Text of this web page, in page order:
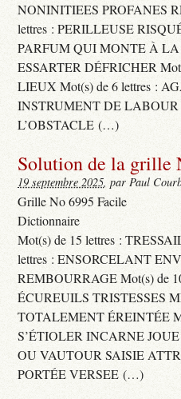
NONINITIEES PROFANES
lettres : PERILLEUSE
PARFUM QUI MONTE À
ESSARTER DÉFRICHER
LIEUX Mot(s) de 6 lettres :
INSTRUMENT DE
L’OBSTACLE (…)
Solution de la grille
19 septembre 2025, par Paul
Grille No 6995 Facile
Dictionnaire
Mot(s) de 15 lettres :
lettres : ENSORCELANT
REMBOURRAGE Mot(s) de
ÉCUREUILS TRISTESSES
TOTALEMENT ÉREINTÉE
S’ÉTIOLER INCARNE
OU VAUTOUR SAISIE
PORTÉE VERSEE (…)